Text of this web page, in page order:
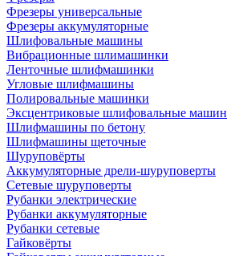
Фрезеры универсальные
Фрезеры аккумуляторные
Шлифовальные машины
Вибрационные шлимашинки
Ленточные шлифмашинки
Угловые шлифмашины
Полировальные машинки
Эксцентриковые шлифовальные
Шлифмашины по бетону
Шлифмашины щеточные
Шуруповёрты
Аккумуляторные дрели-шуруповерты
Сетевые шуруповерты
Рубанки электрические
Рубанки аккумуляторные
Рубанки сетевые
Гайковёрты